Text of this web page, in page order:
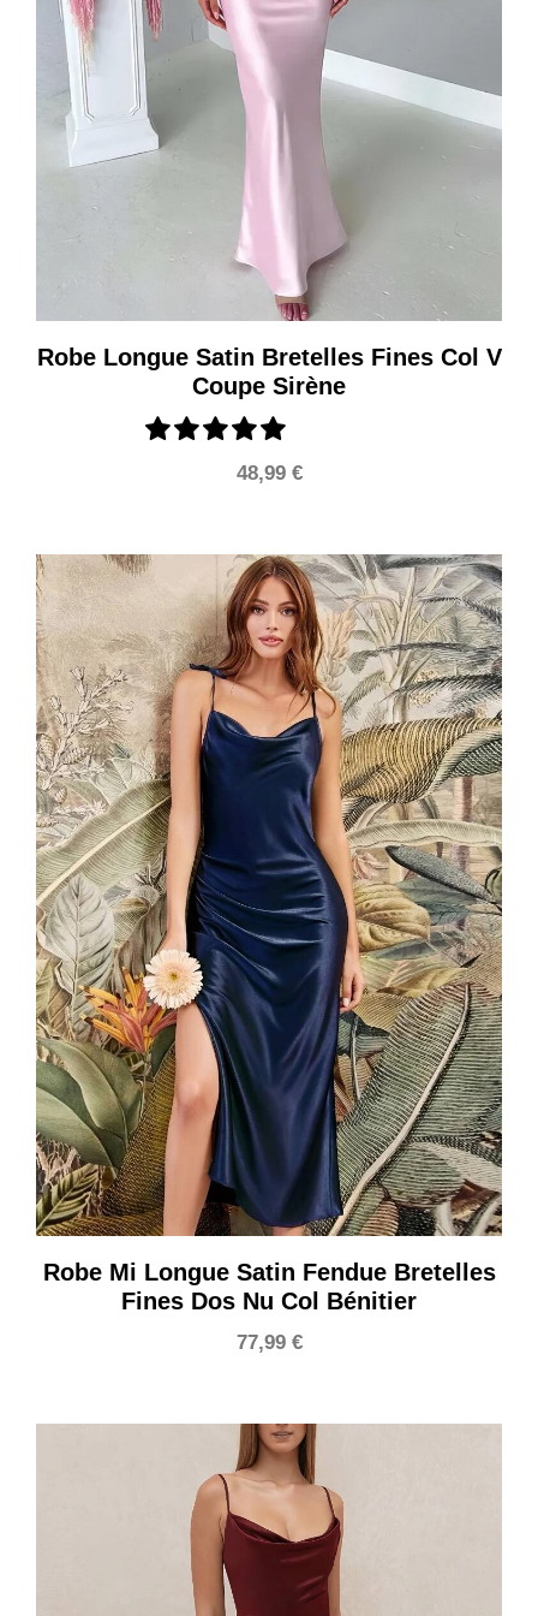
Robe Longue Satin Bretelles Fines Col V
Coupe Sirène
48,99 €
Robe Mi Longue Satin Fendue Bretelles
Fines Dos Nu Col Bénitier
77,99 €